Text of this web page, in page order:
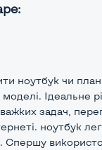
i5-4200U
потоков
(базовая-
(1,60 - 2,60
памятиDDR3
ноутбук чи
моделі. Ідеальне
задач,
ноутбук
Спершу